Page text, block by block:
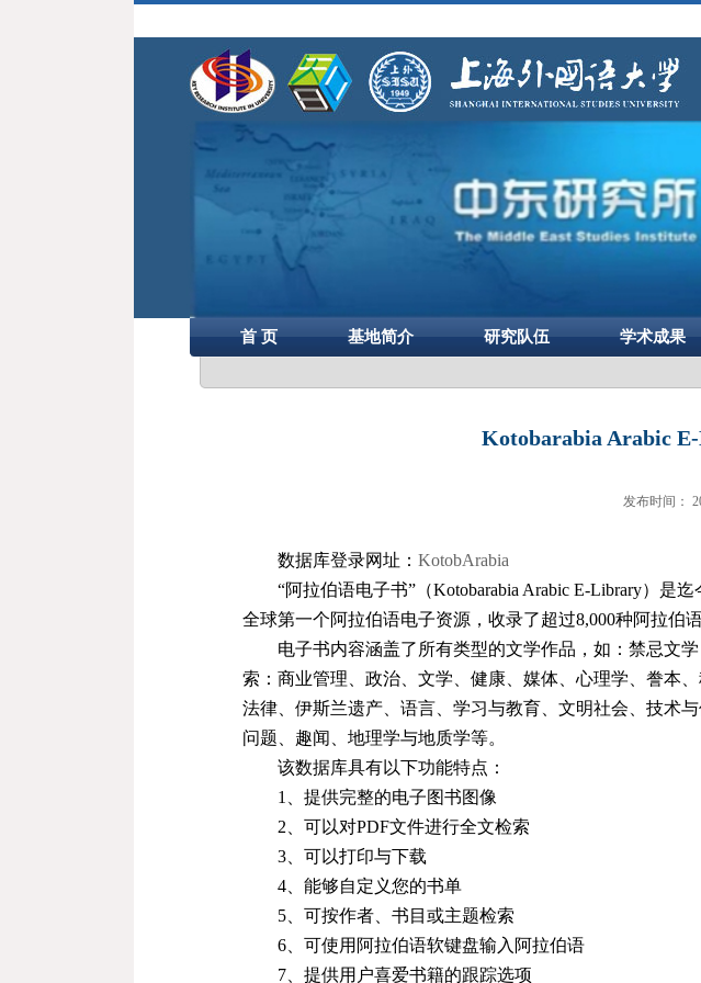
首 页 基地简介 研究队伍 学术成果
Kotobarabia Arabic
发布时间：
数据库登录网址： KotobArabia
“阿拉伯语电子书”（Kotobarabia Arabic E-Library）是迄
全球第一个阿拉伯语电子资源，收录了超过8,000种阿拉伯
电子书内容涵盖了所有类型的文学作品，如：禁忌文
索：商业管理、政治、文学、健康、媒体、心理学、誊本
法律、伊斯兰遗产、语言、学习与教育、文明社会、技术
问题、趣闻、地理学与地质学等。
该数据库具有以下功能特点：
1
、提供完整的电子图书图像
2 、可以对PDF文件进行全文检索
3 、可以打印与下载
4 、能够自定义您的书单
5 、可按作者、书目或主题检索
6 、可使用阿拉伯语软键盘输入阿拉伯语
7 、提供用户喜爱书籍的跟踪选项